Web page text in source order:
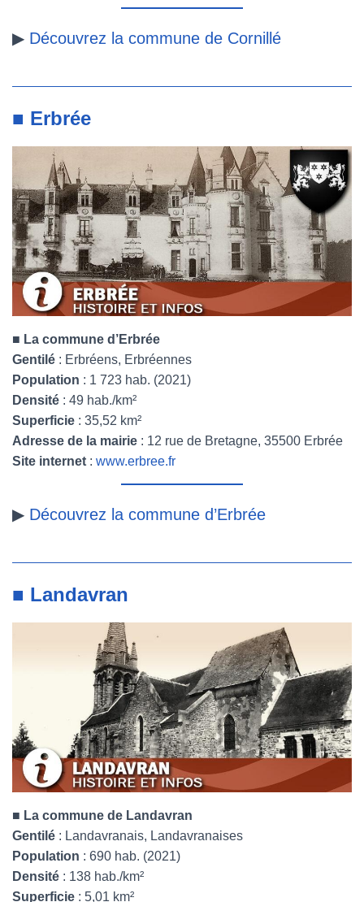
▶ Découvrez la commune de Cornillé
■ Erbrée
■ La commune d’Erbrée
Gentilé : Erbréens, Erbréennes
Population : 1 723 hab. (2021)
Densité : 49 hab./km²
Superficie : 35,52 km²
Adresse de la mairie : 12 rue de Bretagne, 35500 Erbrée
Site internet : www.erbree.fr
▶ Découvrez la commune d’Erbrée
■ Landavran
■ La commune de Landavran
Gentilé : Landavranais, Landavranaises
Population : 690 hab. (2021)
Densité : 138 hab./km²
Superficie : 5,01 km²